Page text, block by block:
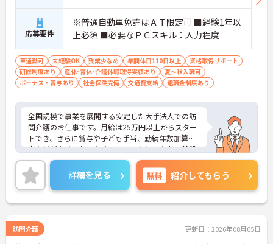
・最大20,000円の勤続年数加算手当や年2回の賞与
支給があるため、長く勤務するほど待遇に反映され
る仕組みがあります。
【認定マークを取得した、柔軟で働きやすい体制が
整っています】
・「くるみんマーク」を取得し、育児・介護休業の
きます。
・残業が月平均10時間と少なく、日勤帯の勤務が中
心であるため、私生活との両立を図りながら働けま
す。
応募要件
※普通自動車免許はＡＴ限定可 ■経験1年以
上必須 ■必要なＰＣスキル：入力程度
車通勤可 未経験OK 残業少なめ 年間休日110日以上
資格取得サポート
研修制度あり
産休･育休･介護休暇取得実績あり
夏～秋入職可
ボーナス・賞与あり
社会保険完備 交通費支給 退職金制度あり
全国規模で事業を展開する安定した大手法人での訪
問介護のお仕事です。月給は25万円以上からスター
トでき、さらに賞与や子ども手当、勤続年数加算手
当などが支給されるため、しっかりとした収入基盤
を築くことができます。月平均の残業時間は10時間
程度と少なく、プライベートの時間を大切にしなが
ら無理なく働ける環境が整っています。就業前後の
キャリアアップ制度が充実していることに加え、最
大85歳までの再雇用制度があるため、長期的な視点
マークを取得するなど、働き方改革にも積極的に取
り組んでおり、多様なライフスタイルに合わせた柔
詳細を見る 無料 紹介してもらう
訪問介護 更新日：2026年08月05日